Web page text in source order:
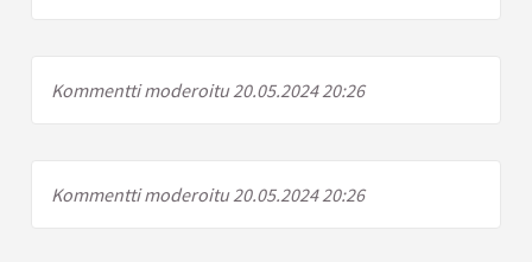
Kommentti moderoitu 20.05.2024 20:26
Kommentti moderoitu 20.05.2024 20:26